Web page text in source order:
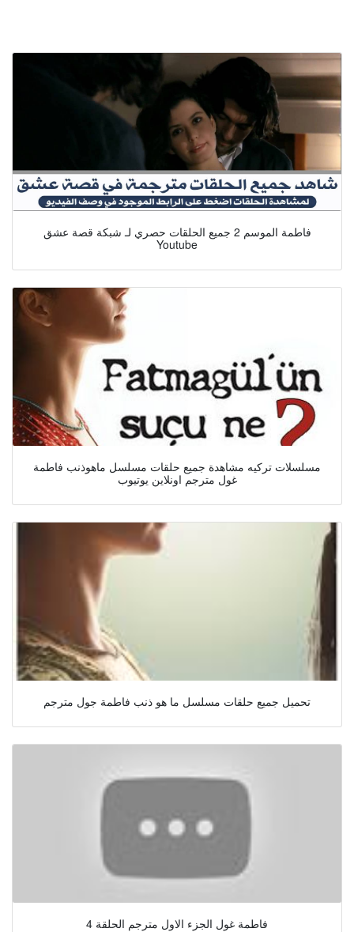
فاطمة الموسم 2 جميع الحلقات حصري لـ شبكة قصة عشق
Youtube
مسلسلات تركيه مشاهدة جميع حلقات مسلسل ماهوذنب فاطمة
غول مترجم اونلاين يوتيوب
تحميل جميع حلقات مسلسل ما هو ذنب فاطمة جول مترجم
فاطمة غول الجزء الاول مترجم الحلقة 4